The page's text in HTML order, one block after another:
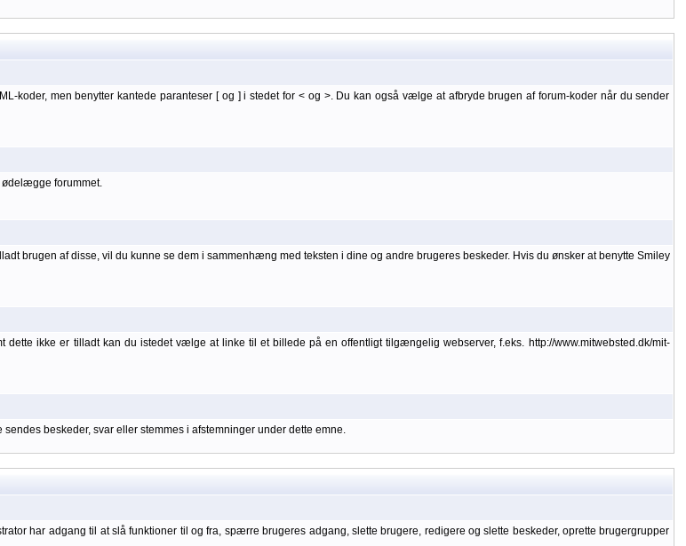
koder, men benytter kantede paranteser [ og ] i stedet for < og >. Du kan også vælge at afbryde brugen af forum-koder når du sender
ødelægge forummet.
brugen af disse, vil du kunne se dem i sammenhæng med teksten i dine og andre brugeres beskeder. Hvis du ønsker at benytte Smiley
ikke er tilladt kan du istedet vælge at linke til et billede på en offentligt tilgængelig webserver, f.eks. http://www.mitwebsted.dk/mit-
beskeder, svar eller stemmes i afstemninger under dette emne.
har adgang til at slå funktioner til og fra, spærre brugeres adgang, slette brugere, redigere og slette beskeder, oprette brugergrupper